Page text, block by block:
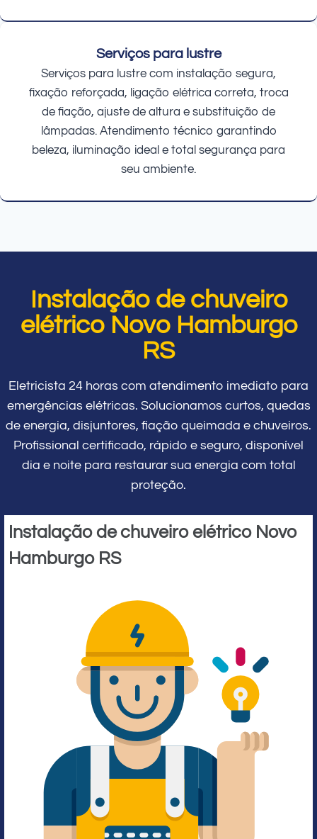
Serviços para lustre
Serviços para lustre com instalação segura,
fixação reforçada, ligação elétrica correta, troca
de fiação, ajuste de altura e substituição de
lâmpadas. Atendimento técnico garantindo
beleza, iluminação ideal e total segurança para
seu ambiente.
Instalação de chuveiro
elétrico Novo Hamburgo
RS
Eletricista 24 horas com atendimento imediato para
emergências elétricas. Solucionamos curtos, quedas
de energia, disjuntores, fiação queimada e chuveiros.
Profissional certificado, rápido e seguro, disponível
dia e noite para restaurar sua energia com total
proteção.
Instalação de chuveiro elétrico Novo
Hamburgo RS